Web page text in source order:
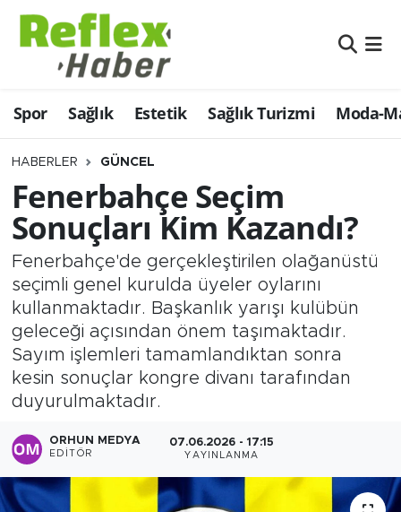
Spor Sağlık Estetik Sağlık Turizmi Moda-
HABERLER GÜNCEL
Fenerbahçe Seçim
Sonuçları Kim Kazandı?
Fenerbahçe'de gerçekleştirilen olağanüstü
seçimli genel kurulda üyeler oylarını
kullanmaktadır. Başkanlık yarışı kulübün
geleceği açısından önem taşımaktadır.
Sayım işlemleri tamamlandıktan sonra
kesin sonuçlar kongre divanı tarafından
duyurulmaktadır.
ORHUN MEDYA
EDITÖR
07.06.2026 - 17:15
YAYINLANMA
Eğitim
Estetik
Firmalardan
Güncel
İş ve Ekonomi
Moda-Magazin-Eğlence
Sağlık
Sağlık Turizmi
Sanat
Spor
Nöbetçi Eczaneler
Hava Durumu
Namaz Vakitleri
Trafik Durumu
Şampiyonlar Ligi Puan Durumu ve Fikstür
Tüm Manşetler
Son Dakika Haberleri
Haber Arşivi